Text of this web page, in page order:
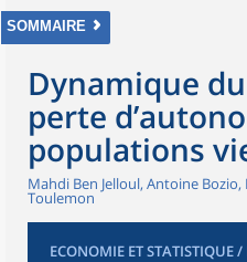
SOMMAIRE
Dynamique
perte
populations
Mahdi Ben Jelloul, Antoine
Toulemon
ECONOMIE ET STATISTIQUE